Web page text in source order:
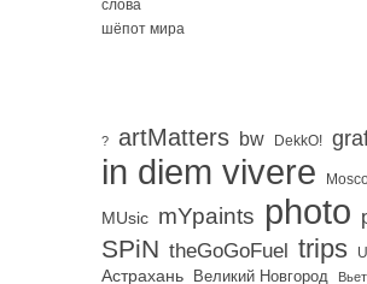
слова
шёпот мира
? artMatters bw DekkO!
in diem vivere
MUsic mYpaints photo
SPiN theGoGoFuel trips U
Астрахань Великий Новгород